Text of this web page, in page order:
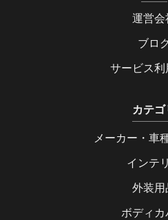
運営会
ブロ
サービス利
カテゴ
メーカー・車
インテ
外装用
ボディカ